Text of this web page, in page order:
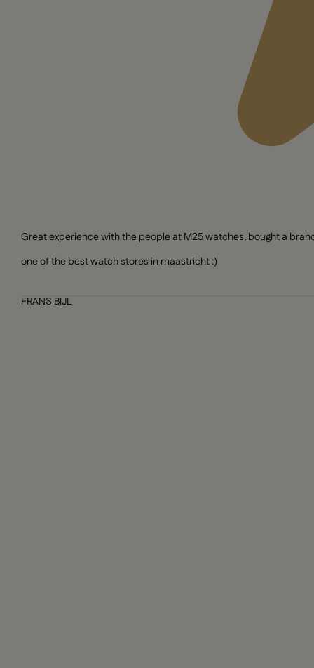
Great experience with the people at M25 watches, bought a
one of the best watch stores in maastricht :)
FRANS BIJL